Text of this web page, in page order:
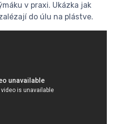
v praxi. Ukázka jak
do úlu na plástve.